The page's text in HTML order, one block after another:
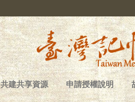
共建共享資源 申請授權說明